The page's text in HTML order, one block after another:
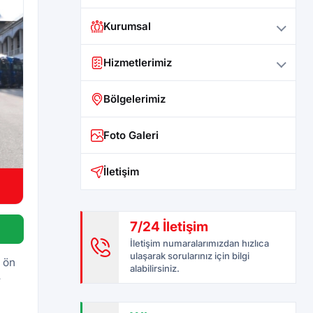
Kurumsal
Hizmetlerimiz
Bölgelerimiz
Foto Galeri
İletişim
7/24 İletişim
İletişim numaralarımızdan hızlıca
ulaşarak sorularınız için bilgi
alabilirsiniz.